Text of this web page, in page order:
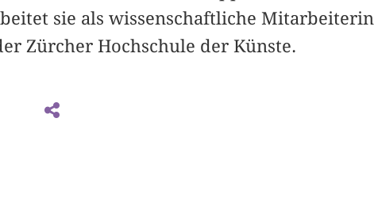
sie als wissenschaftliche Mitarbeiterin
Zürcher Hochschule der Künste.